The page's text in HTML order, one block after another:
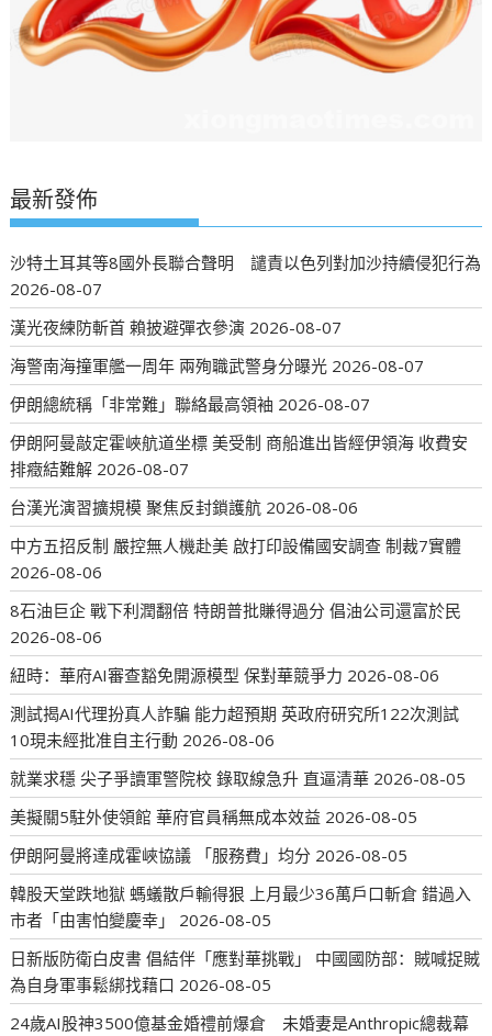
最新發佈
沙特土耳其等8國外長聯合聲明 譴責以色列對加沙持續侵犯行為
2026-08-07
漢光夜練防斬首 賴披避彈衣參演 2026-08-07
海警南海撞軍艦一周年 兩殉職武警身分曝光 2026-08-07
伊朗總統稱「非常難」聯絡最高領袖 2026-08-07
伊朗阿曼敲定霍峽航道坐標 美受制 商船進出皆經伊領海 收費安
排癥結難解 2026-08-07
台漢光演習擴規模 聚焦反封鎖護航 2026-08-06
中方五招反制 嚴控無人機赴美 啟打印設備國安調查 制裁7實體
2026-08-06
8石油巨企 戰下利潤翻倍 特朗普批賺得過分 倡油公司還富於民
2026-08-06
紐時：華府AI審查豁免開源模型 保對華競爭力 2026-08-06
測試揭AI代理扮真人詐騙 能力超預期 英政府研究所122次測試
10現未經批准自主行動 2026-08-06
就業求穩 尖子爭讀軍警院校 錄取線急升 直逼清華 2026-08-05
美擬關5駐外使領館 華府官員稱無成本效益 2026-08-05
伊朗阿曼將達成霍峽協議 「服務費」均分 2026-08-05
韓股天堂跌地獄 螞蟻散戶輸得狠 上月最少36萬戶口斬倉 錯過入
市者「由害怕變慶幸」
2026-08-05
日新版防衛白皮書 倡結伴「應對華挑戰」 中國國防部：賊喊捉賊
為自身軍事鬆綁找藉口 2026-08-05
24歲AI股神3500億基金婚禮前爆倉 未婚妻是Anthropic總裁幕